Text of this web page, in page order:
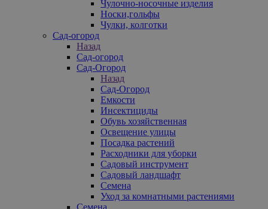
Чулочно-носочные изделия
Носки,гольфы
Чулки, колготки
Сад-огород
Назад
Сад-огород
Сад-Огород
Назад
Сад-Огород
Емкости
Инсектициды
Обувь хозяйственная
Освещение улицы
Посадка растений
Расходники для уборки
Садовый инструмент
Садовый ландшафт
Семена
Уход за комнатными растениями
Семена